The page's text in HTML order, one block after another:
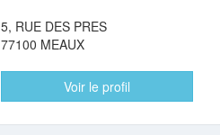
5, RUE DES PRES
77100 MEAUX
Voir le profil